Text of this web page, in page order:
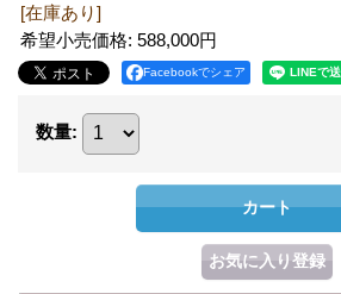
[在庫あり]
希望小売価格: 588,000円
Facebookでシェア
数量: